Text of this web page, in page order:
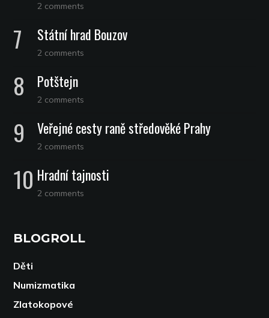
2 comments
Státní hrad Bouzov
2 comments
Potštejn
2 comments
Veřejné cesty raně středověké Prahy
2 comments
Hradní tajnosti
2 comments
BLOGROLL
Děti
Numizmatika
Zlatokopové